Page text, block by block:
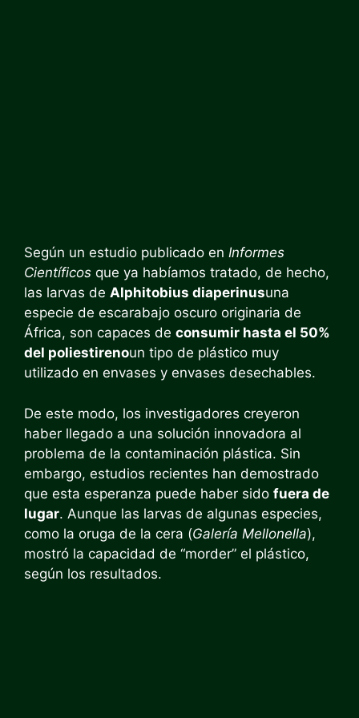
Según un estudio publicado en Informes
Científicos que ya habíamos tratado, de hecho,
las larvas de Alphitobius diaperinusuna
especie de escarabajo oscuro originaria de
África, son capaces de consumir hasta el 50%
del poliestirenoun tipo de plástico muy
utilizado en envases y envases desechables.
De este modo, los investigadores creyeron
haber llegado a una solución innovadora al
problema de la contaminación plástica. Sin
embargo, estudios recientes han demostrado
que esta esperanza puede haber sido fuera de
lugar. Aunque las larvas de algunas especies,
como la oruga de la cera (Galería Mellonella),
mostró la capacidad de “morder” el plástico,
según los resultados.